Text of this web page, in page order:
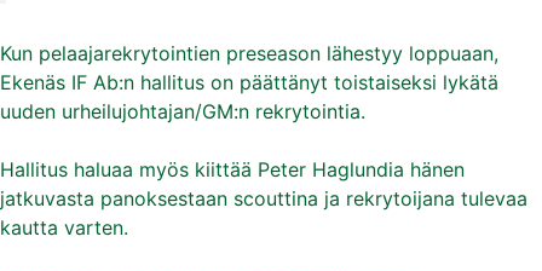
Kun pelaajarekrytointien preseason lähestyy loppuaan,
Ekenäs IF Ab:n hallitus on päättänyt toistaiseksi lykätä
uuden urheilujohtajan/GM:n rekrytointia.
Hallitus haluaa myös kiittää Peter Haglundia hänen
jatkuvasta panoksestaan scouttina ja rekrytoijana tulevaa
kautta varten.